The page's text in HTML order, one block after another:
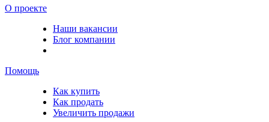
О проекте
Наши вакансии
Блог компании
Помощь
Как купить
Как продать
Увеличить продажи